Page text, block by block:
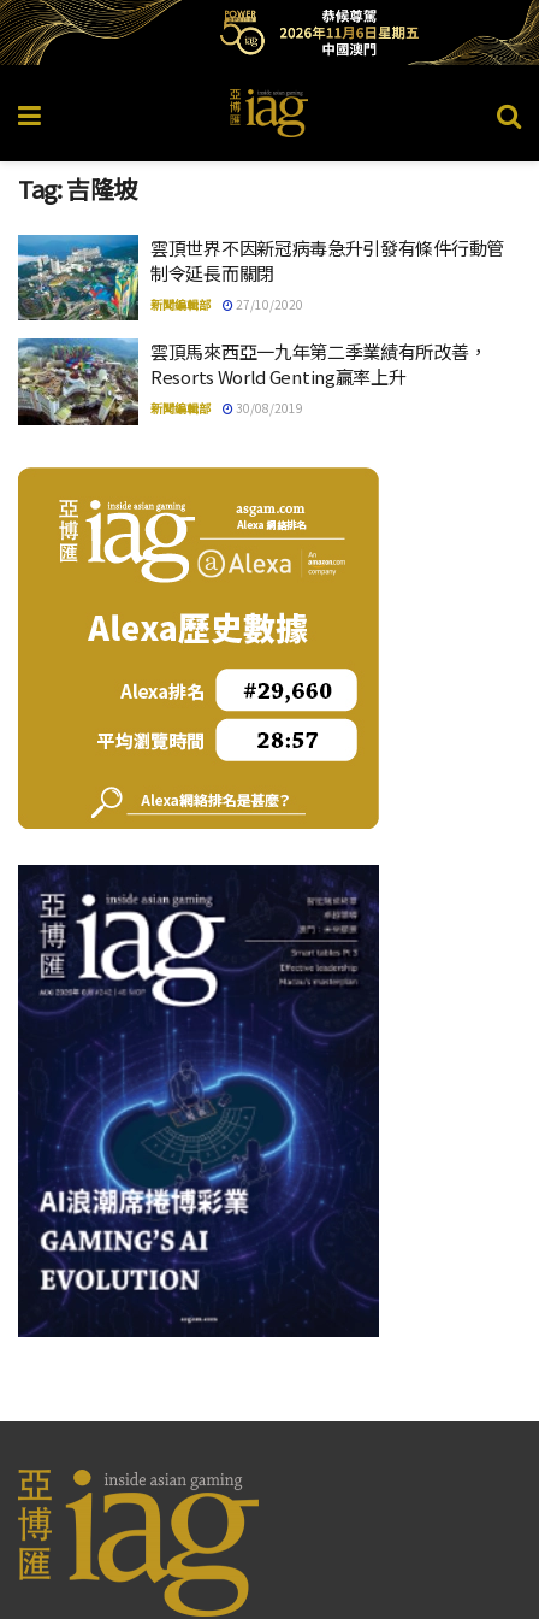
Tag:吉隆坡
雲頂世界不因新冠病毒急升引發有條件行動管
制令延長而關閉
新聞編輯部 27/10/2020
雲頂馬來西亞一九年第二季業績有所改善，
Resorts World Genting贏率上升
新聞編輯部 30/08/2019